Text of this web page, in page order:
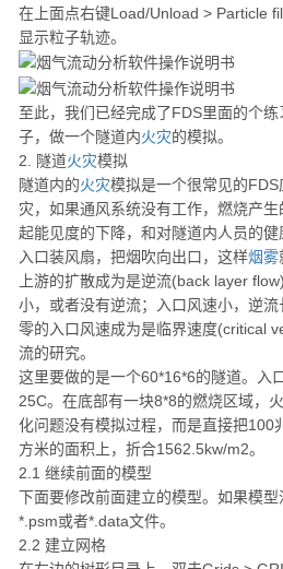
在上面点右键Load/Unload > Particle
显示粒子轨迹。
至此，我们已经完成了FDS里面的个
子，做一个隧道内火灾的模拟。
2. 隧道火灾模拟
隧道内的火灾模拟是一个很常见的
灾，如果通风系统没有工作，燃烧产生
起能见度的下降，和对隧道内人员的
入口装风扇，把烟吹向出口，这样烟雾
上游的扩散成为是逆流(back layer
小，或者没有逆流；入口风速小，逆
零的入口风速成为是临界速度(critical
流的研究。
这里要做的是一个60*16*6的隧道。入
25C。在底部有一块8*8的燃烧区域，
化问题没有模拟过程，而是直接把100
方米的面积上，折合1562.5kw/m2。
2.1 继续前面的模型
下面要修改前面建立的模型。如果模
*.psm或者*.data文件。
2.2 建立网格